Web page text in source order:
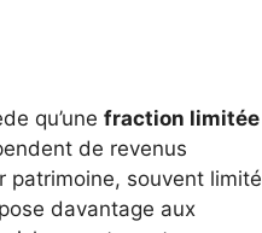
qu’une fraction limitée
de revenus
patrimoine, souvent limité
davantage aux